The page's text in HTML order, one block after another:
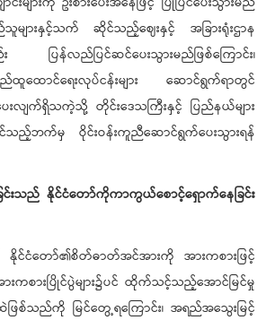
ည်သူများနှင့်သက် ဆိုင်သည့်ဈေးနှင့် အခြားရုံးဌာန
ပြန်လည်ပြင်ဆင်ပေးသွားမည်ဖြစ်ကြောင်း၊
ထောင်ရေးလုပ်ငန်းများ ဆောင်ရွက်ရာတွင်
းလျက်ရှိသကဲ့သို့ တိုင်းဒေသကြီးနှင့် ပြည်နယ်များ
က်မှ ဝိုင်းဝန်းကူညီဆောင်ရွက်ပေးသွားရန်
င်းသည် နိုင်ငံတော်ကိုကာကွယ်စောင့်ရှောက်နေခြင်း
င်ငံတော်၏စိတ်ဓာတ်အင်အားကို အားကစားဖြင့်
ားကစားပြိုင်ပွဲများ၌ပင် ထိုက်သင့်သည့်အောင်မြင်မှု
ဖြစ်သည်ကို မြင်တွေ့ရကြောင်း၊ အရည်အသွေးမြင့်